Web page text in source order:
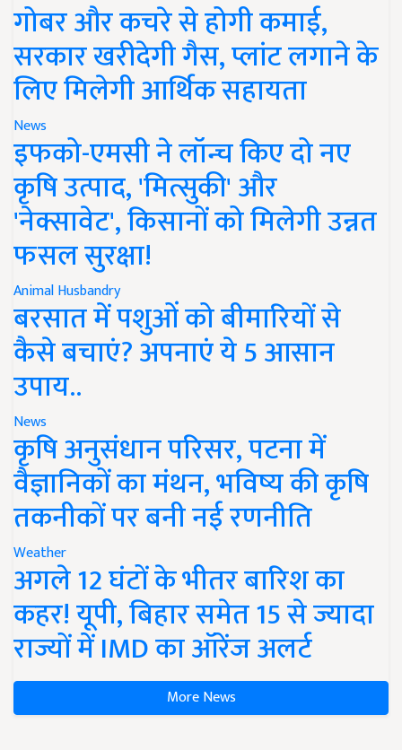
गोबर और कचरे से होगी कमाई,
सरकार खरीदेगी गैस, प्लांट लगाने के
लिए मिलेगी आर्थिक सहायता
News
इफको-एमसी ने लॉन्च किए दो नए
कृषि उत्पाद, 'मित्सुकी' और
'नेक्सावेट', किसानों को मिलेगी उन्नत
फसल सुरक्षा!
Animal Husbandry
बरसात में पशुओं को बीमारियों से
कैसे बचाएं? अपनाएं ये 5 आसान
उपाय..
News
कृषि अनुसंधान परिसर, पटना में
वैज्ञानिकों का मंथन, भविष्य की कृषि
तकनीकों पर बनी नई रणनीति
Weather
अगले 12 घंटों के भीतर बारिश का
कहर! यूपी, बिहार समेत 15 से ज्यादा
राज्यों में IMD का ऑरेंज अलर्ट
More News